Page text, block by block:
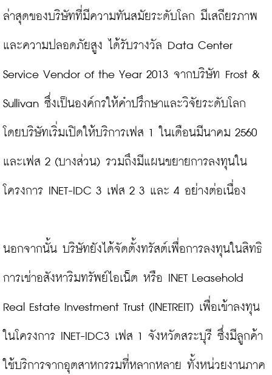
ล่าสุดของบริษัทที่มีความทันสมัยระดับโลก มีเสถียรภาพ
และความปลอดภัยสูง ได้รับรางวัล Data Center
Service Vendor of the Year 2013 จากบริษัท Frost &
Sullivan ซึ่งเป็นองค์กรให้คำปรึกษาและวิจัยระดับโลก
โดยบริษัทเริ่มเปิดให้บริการเฟส 1 ในเดือนมีนาคม 2560
และเฟส 2 (บางส่วน) รวมถึงมีแผนขยายการลงทุนใน
โครงการ INET-IDC 3 เฟส 2 3 และ 4 อย่างต่อเนื่อง
นอกจากนั้น บริษัทยังได้จัดตั้งทรัสต์เพื่อการลงทุนในสิทธิ
การเช่าอสังหาริมทรัพย์ไอเน็ต หรือ INET Leasehold
Real Estate Investment Trust (INETREIT) เพื่อเข้าลงทุน
ในโครงการ INET-IDC3 เฟส 1 จังหวัดสระบุรี ซึ่งมีลูกค้า
ใช้บริการจากอุตสาหกรรมที่หลากหลาย ทั้งหน่วยงานภาค